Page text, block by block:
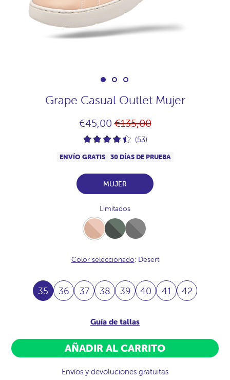
Grape Casual Outlet Mujer
€45,00Precio
habitual
€135,00
(53)
ENVÍO GRATIS 30 DÍAS DE PRUEBA
MUJER
Limitados
Desert
Full-
Khaki
Full-
Acero
Color seleccionado: Desert
35 36 37 38 39 40 41 42
Guía de tallas
AÑADIR AL CARRITO
Envíos y devoluciones gratuitas